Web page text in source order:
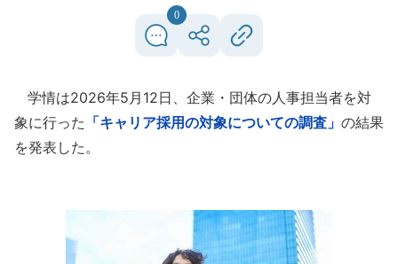
0
学情は2026年5月12日、企業・団体の人事担当者を対
象に行った 「キャリア採用の対象についての調査」 の結果
を発表した。